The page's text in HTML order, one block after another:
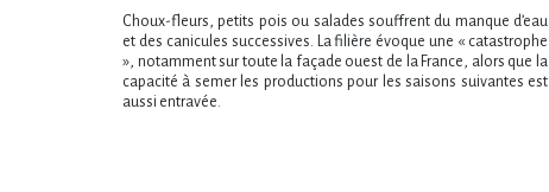
Choux-fleurs, petits pois ou salades souffrent du manque d’eau
et des canicules successives. La filière évoque une « catastrophe
», notamment sur toute la façade ouest de la France, alors que la
capacité à semer les productions pour les saisons suivantes est
aussi entravée.